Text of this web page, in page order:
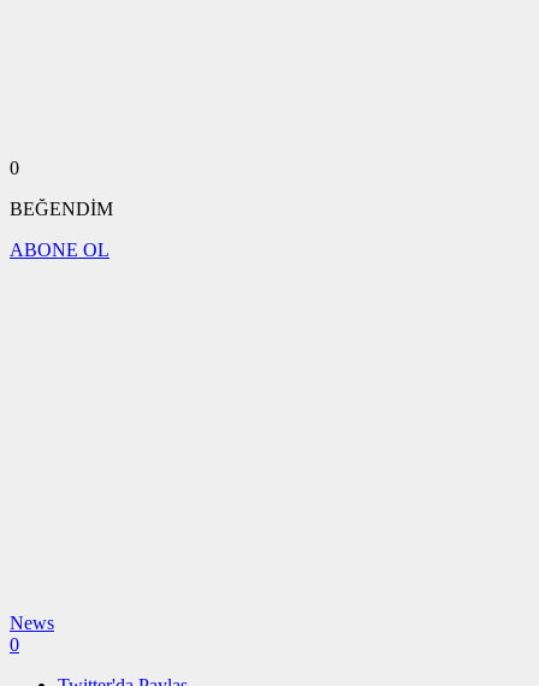
0
BEĞENDİM
ABONE OL
News
0